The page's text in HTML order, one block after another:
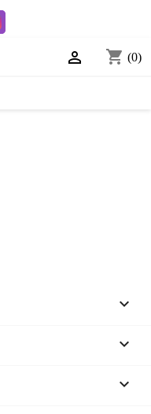
shopping_cart (0)



